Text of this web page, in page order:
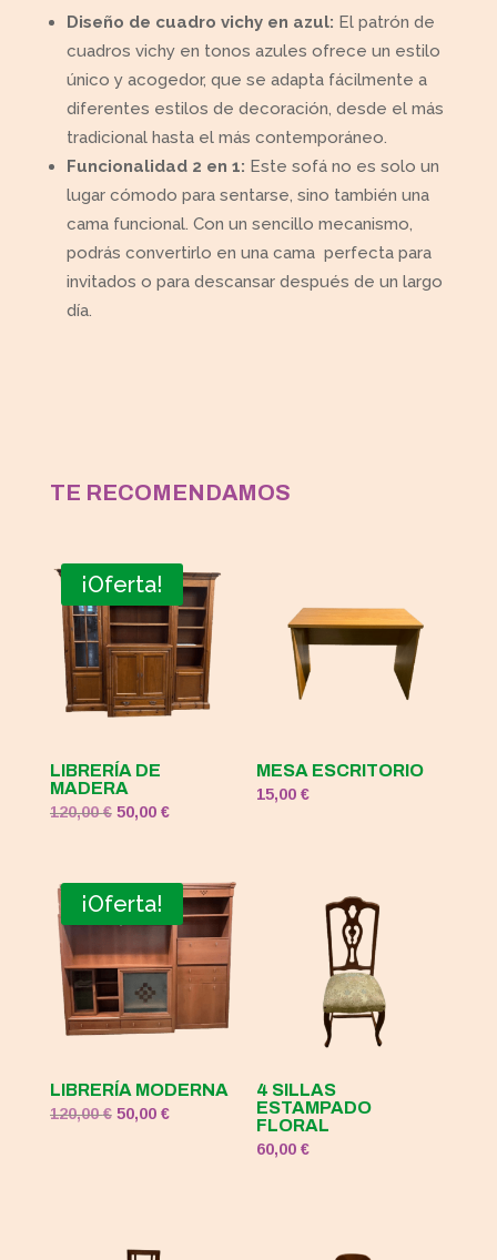
Diseño de cuadro vichy en azul: El patrón de
cuadros vichy en tonos azules ofrece un estilo
único y acogedor, que se adapta fácilmente a
diferentes estilos de decoración, desde el más
tradicional hasta el más contemporáneo.
Funcionalidad 2 en 1: Este sofá no es solo un
lugar cómodo para sentarse, sino también una
cama funcional. Con un sencillo mecanismo,
podrás convertirlo en una cama perfecta para
invitados o para descansar después de un largo
día.
TE RECOMENDAMOS
¡Oferta!
LIBRERÍA DE
MADERA
120,00€ El
era:
120,00 €.
50,00 €El
es:
50,00 €.
MESA ESCRITORIO
15,00€
¡Oferta!
LIBRERÍA MODERNA
120,00€ El
50,00 €El
4 SILLAS
ESTAMPADO
FLORAL
60,00€